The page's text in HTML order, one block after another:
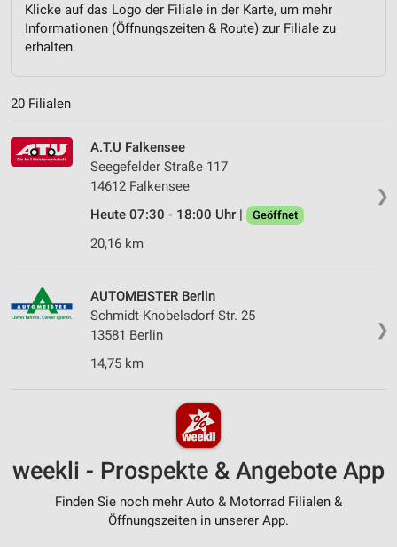
Klicke auf das Logo der Filiale in der Karte, um mehr
Informationen (Öffnungszeiten & Route) zur Filiale zu
erhalten.
20 Filialen
❯
A.T.U Falkensee
Seegefelder Straße 117
14612 Falkensee
Heute 07:30 - 18:00 Uhr |
Geöffnet
20,16 km
❯
AUTOMEISTER Berlin
Schmidt-Knobelsdorf-Str. 25
13581 Berlin
14,75 km
weekli - Prospekte & Angebote App
Finden Sie noch mehr Auto & Motorrad Filialen &
Öffnungszeiten in unserer App.